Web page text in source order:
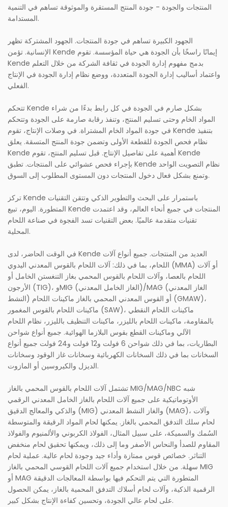
المنتجات والجودة - جودة المنتج المستقرة والموثوقة تساهم في التنمية
المستدامة.
الجهود الكبيرة تساهم في جودة المنتجات. الجهود المشتركة تظهر
الإنسانية. تؤمن Kende إيمانًا راسخًا بأن الجودة هي حياة المؤسسة. تقوم
Kende بدمج مفهوم إدارة الجودة في ثقافة الشركة من خلال التعلم
واعتماد أساليب إدارة الجودة المتعددة، ووضع نظام إدارة الجودة في الإنتاج
الفعلي.
تتحكم Kende بشكل صارم في الجودة في كل رابط بدءًا من شراء
المواد الخام وحتى تسليم المنتج، وتنفذ رقابة صارمة على الجودة وتتحكم
في جودة المواد الخام المشتراة. في وصلات الإنتاج، تقوم Kende بتنفيذ
نظام فحص الجودة للقطعة الأولى وتضمن جودة المنتج المتسقة. يعلق
Kende أهمية على تفاصيل الإنتاج. قبل تسليم المنتج، تقوم Kende
بإجراء فحص عشوائي على المنتجات. تطبق Kende نظام التصويت الواحد
وتمنع بشكل فعال دخول المنتجات دون المستوى المطلوب إلى السوق.
تركز Kende باستمرار على البحث والتطوير الذكي وتتقن التقنيات
المتطورة. اليوم، تبيع Kende المنتجات في جميع أنحاء العالم، وقد اعتمدت
تقنيات متقدمة عالميًا. بعض التقنيات تسد الفجوة في صناعة اللحام
المحلية.
في الوقت الحاضر، لدى Kende العديد من المنتجات. جميع أنواع آلات
اللحام، بما في ذلك: آلات اللحام بالقوس المعدني اليدوي (MMA) أو آلات
اللحام بالعصا، وآلات اللحام بالقوس المحمي بغاز التنغستن الخامل أو
الأرجون (TIG)، وMIG (الغاز الخامل المعدني)/MAG (الغاز المعدني
النشط) أو القوس المعدني المحمي بالغاز ماكينات اللحام (GMAW)،
ماكينات اللحام بالقوس المغمور (SAW)، ماكينات اللحام النقطي
بالمقاومة، ماكينات اللحام بالليزر، ماكينات التنظيف بالليزر، نظام اللحام
الآلي وماكينات القطع بقوس البلازما الهوائية. جميع أنواع شواحن
البطاريات، بما في ذلك شواحن 6 فولت و12 فولت و24 فولت جميع أنواع
السخانات بما في ذلك السخانات الكهربائية وسخانات غاز الوقود وسخانات
الديزل والكيروسين أو المازوت.
تشتمل آلات اللحام بالقوس المحمي بالغاز MIG/MAG/NBC شبه
الأوتوماتيكية على جميع آلات اللحام بالغاز الخامل المعدني الرقمي
والذكي والمعالج الدقيق (MIG) والغاز النشط المعدني (MAG)، وآلات
لحام سلك التدفق المحمي بالغاز. يمكنها لحام المواد الرقيقة والمتوسطة
السُمك والسميكة، على سبيل المثال، الفولاذ الكربوني والألمنيوم والفولاذ
المقاوم للصدأ والنحاس الأصفر وما إلى ذلك، ويمكنها تحقيق لحام منخفض
التناثر. خصائص قوس ممتازة وأداء جيد وجودة لحام عالية. عملية لحام
سهلة. من خلال استخدام جميع آلات اللحام القوسي المحمي بالغاز MIG
أو MAG المتطورة التي يتم التحكم فيها بواسطة المعالجات الدقيقة
الرقمية الذكية، وآلات لحام أسلاك التدفق المحمية بالغاز، يمكن الحصول
على لحام عالي الجودة، وتحسين كفاءة الإنتاج بشكل كبير.